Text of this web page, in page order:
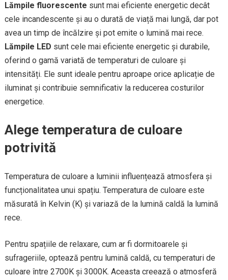
Lămpile fluorescente sunt mai eficiente energetic decât
cele incandescente și au o durată de viață mai lungă, dar pot
avea un timp de încălzire și pot emite o lumină mai rece.
Lămpile LED sunt cele mai eficiente energetic și durabile,
oferind o gamă variată de temperaturi de culoare și
intensități. Ele sunt ideale pentru aproape orice aplicație de
iluminat și contribuie semnificativ la reducerea costurilor
energetice.
Alege temperatura de culoare
potrivită
Temperatura de culoare a luminii influențează atmosfera și
funcționalitatea unui spațiu. Temperatura de culoare este
măsurată în Kelvin (K) și variază de la lumină caldă la lumină
rece.
Pentru spațiile de relaxare, cum ar fi dormitoarele și
sufrageriile, optează pentru lumină caldă, cu temperaturi de
culoare între 2700K și 3000K. Aceasta creează o atmosferă